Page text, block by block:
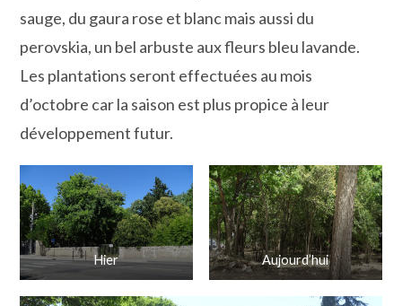
sauge, du gaura rose et blanc mais aussi du
perovskia, un bel arbuste aux fleurs bleu lavande.
Les plantations seront effectuées au mois
d’octobre car la saison est plus propice à leur
développement futur.
Hier Aujourd’hui